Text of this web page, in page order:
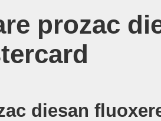
prozac
diesan